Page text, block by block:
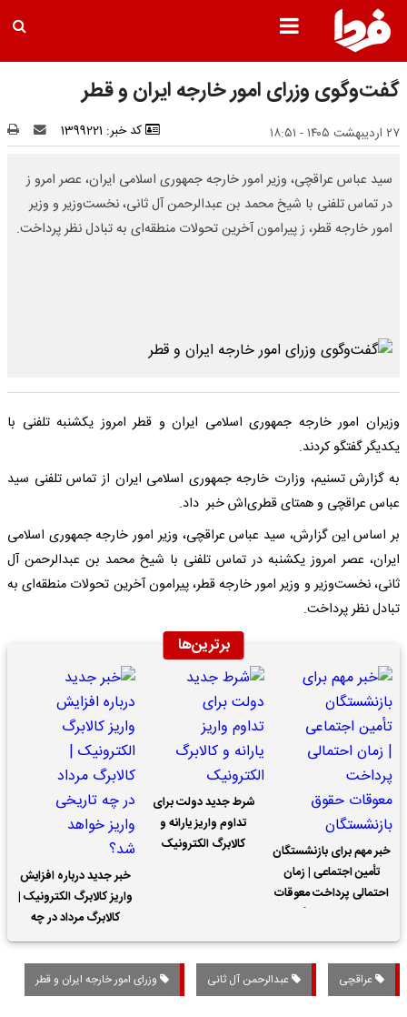
گفت‌وگوی وزرای امور خارجه ایران و قطر
۲۷ اردیبهشت ۱۴۰۵ - ۱۸:۵۱ کد خبر: 1399221
سید عباس عراقچی، وزیر امور خارجه جمهوری اسلامی ایران، عصر امرو ز
در تماس تلفنی با شیخ محمد بن عبدالرحمن آل ثانی، نخست‌وزیر و وزیر
امور خارجه قطر، ز پیرامون آخرین تحولات منطقه‌ای به تبادل نظر پرداخت.
وزیران امور خارجه جمهوری اسلامی ایران و قطر امروز یکشنبه تلفنی با
یکدیگر گفتگو کردند.
به گزارش تسنیم، وزارت خارجه جمهوری اسلامی ایران از تماس تلفنی سید
عباس عراقچی و همتای قطری‌اش خبر داد.
بر اساس این گزارش، سید عباس عراقچی، وزیر امور خارجه جمهوری اسلامی
ایران، عصر امروز یکشنبه در تماس تلفنی با شیخ محمد بن عبدالرحمن آل
ثانی، نخست‌وزیر و وزیر امور خارجه قطر، پیرامون آخرین تحولات منطقه‌ای به
تبادل نظر پرداخت.
برترین‌ها
خبر مهم برای بازنشستگان
تأمین اجتماعی | زمان
احتمالی پرداخت معوقات
شرط جدید دولت برای
تداوم واریز یارانه و
کالابرگ الکترونیک
خبر جدید درباره افزایش
واریز کالابرگ الکترونیک |
کالابرگ مرداد در چه
تاریخی واریز خواهد شد؟
عراقچی عبدالرحمن آل ثانی وزرای امور خارجه ایران و قطر